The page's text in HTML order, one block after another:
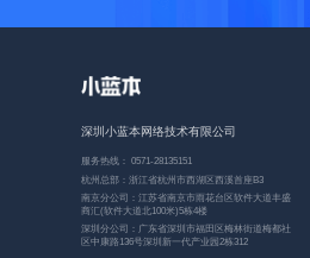
深圳小蓝本网络技术有限公司
服务热线： 0571-28135151
杭州总部：浙江省杭州市西湖区西溪首座B3
南京分公司：江苏省南京市雨花台区软件大道丰盛
商汇(软件大道北100米)5栋4楼
深圳分公司：广东省深圳市福田区梅林街道梅都社
区中康路136号深圳新一代产业园2栋312